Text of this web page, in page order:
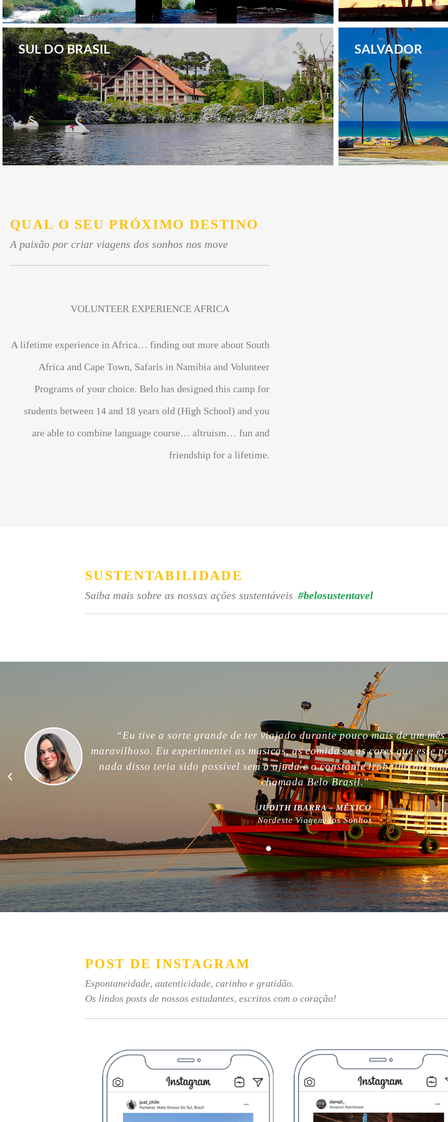
. .
SUL DO BRASIL SALVADOR
QUAL O SEU PRÓXIMO DESTINO
A paixão por criar viagens dos sonhos nos move
VOLUNTEER EXPERIENCE AFRICA
A lifetime experience in Africa… finding out more about South
Africa and Cape Town, Safaris in Namibia and Volunteer
Programs of your choice. Belo has designed this camp for
students between 14 and 18 years old (High School) and you
are able to combine language course… altruism… fun and
friendship for a lifetime.
SUSTENTABILIDADE
Saiba mais sobre as nossas ações sustentáveis #belosustentavel
“For me, this trip was unforgettable. So beautiful people, nature, without
memories. Thank you so much, the best week of my life. So much love for
good work! Plus, thanks for being plastic free!”
MILLA NURMI | FINLÂNDIA
Expedição Amazônia
POST DE INSTAGRAM
Espontaneidade, autenticidade, carinho e gratidão.
Os lindos posts de nossos estudantes, escritos com o coração!